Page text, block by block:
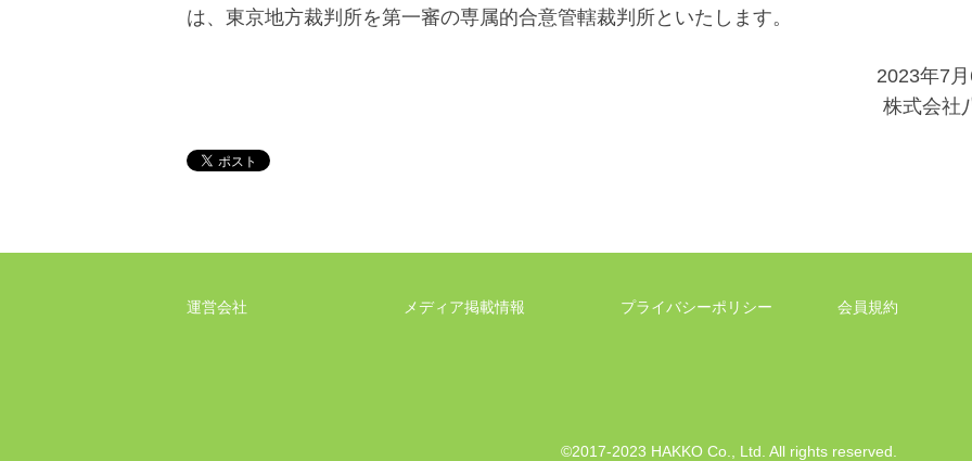
は、東京地方裁判所を第一審の専属的合意管轄裁判所といたします。
2023年7月
株式会社
運営会社 メディア掲載情報 プライバシーポリシー 会員規約
©2017-2023 HAKKO Co., Ltd. All rights reserved.